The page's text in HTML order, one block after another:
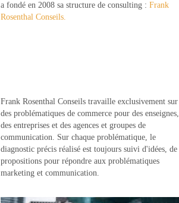
a fondé en 2008 sa structure de consulting : Frank
Rosenthal Conseils.
Frank Rosenthal Conseils travaille exclusivement sur
des problématiques de commerce pour des enseignes,
des entreprises et des agences et groupes de
communication. Sur chaque problématique, le
diagnostic précis réalisé est toujours suivi d'idées, de
propositions pour répondre aux problématiques
marketing et communication.